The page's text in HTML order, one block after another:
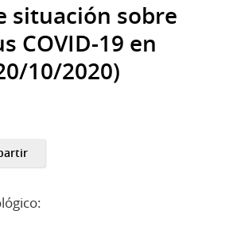
situación sobre
COVID-19 en
10/2020)